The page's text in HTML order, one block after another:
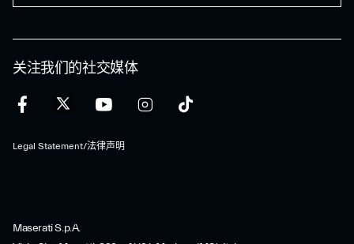
关注我们的社交媒体
Legal Statement/法律声明
Maserati S.p.A.